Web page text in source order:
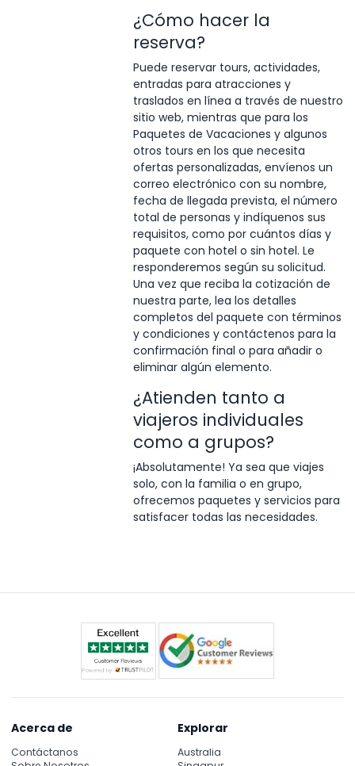
¿Cómo hacer la
reserva?
Puede reservar tours, actividades,
entradas para atracciones y
traslados en línea a través de nuestro
sitio web, mientras que para los
Paquetes de Vacaciones y algunos
otros tours en los que necesita
ofertas personalizadas, envíenos un
correo electrónico con su nombre,
fecha de llegada prevista, el número
total de personas y indíquenos sus
requisitos, como por cuántos días y
paquete con hotel o sin hotel. Le
responderemos según su solicitud.
Una vez que reciba la cotización de
nuestra parte, lea los detalles
completos del paquete con términos
y condiciones y contáctenos para la
confirmación final o para añadir o
eliminar algún elemento.
¿Atienden tanto a
viajeros individuales
como a grupos?
¡Absolutamente! Ya sea que viajes
solo, con la familia o en grupo,
ofrecemos paquetes y servicios para
satisfacer todas las necesidades.
Acerca de
Contáctanos
Explorar
Australia